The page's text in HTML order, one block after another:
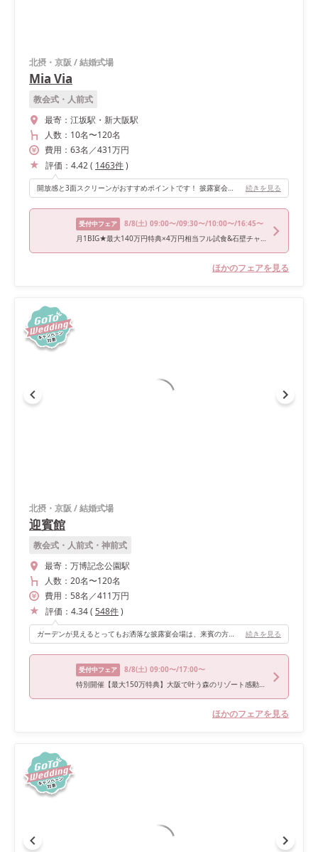
北摂・京阪 /結婚式場
Mia Via
教会式・人前式
最寄： 江坂駅・新大阪駅
人数： 10名〜120名
費用： 63名 ／431万円
評価： 4.42( 1463件)
開放感と3面スクリーンがおすすめポイントです！ 披露宴会場の手前にパティオという前庭があり、会場内も天井が高いので、開放感があります！ また、高砂の後ろに3面の大スクリーンがありムービーを映画館のような感覚で観ることができます。 もちろん会場後方にもスクリーンがあるので、新郎新婦も正面を向いたままで観ることができます。 続きを見る
受付中フェア 8/8(土) 09:00〜/09:30〜/10:00〜/16:45〜
月1BIG★最大140万円特典×4万円相当フル試食&石壁チャペル体験
ほかのフェアを見る
北摂・京阪 /結婚式場
迎賓館
教会式・人前式・神前式
最寄： 万博記念公園駅
人数： 20名〜120名
費用： 58名 ／411万円
評価： 4.34( 548件)
ガーデンが見えるとってもお洒落な披露宴会場は、来賓の方にも好評でした！ 続きを見る
受付中フェア 8/8(土) 09:00〜/17:00〜
特別開催【最大150万特典】大阪で叶う森のリゾート感動挙式×絶品4万フルコース試食×全館見学ツアー
ほかのフェアを見る